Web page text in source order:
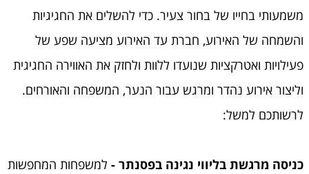
משמעותי בחייו של בחור צעיר. כדי להשלים את החגיגיות
והשמחה של האירוע, חברת עד האירוע מציעה שפע של
פעילויות ואטרקציות שנועדו ללוות ולחזק את האווירה החגיגית
וליצור אירוע נהדר ומרגש עבור הנער, המשפחה והאורחים.
לרשותכם למשל:
כניסה מרגשת בליווי נגינה בפסנתר - למשפחות המחפשות